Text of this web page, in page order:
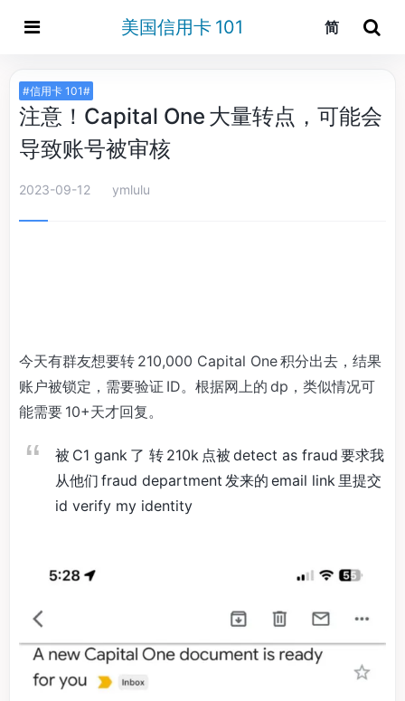
美国信用卡 101 简
#信用卡 101#
注意！Capital One 大量转点，可能会
导致账号被审核
2023-09-12 ymlulu
今天有群友想要转 210,000 Capital One 积分出去，结果
账户被锁定，需要验证 ID。根据网上的 dp，类似情况可
能需要 10+天才回复。
被 C1 gank 了 转 210k 点被 detect as fraud 要求我
从他们 fraud department 发来的 email link 里提交
id verify my identity